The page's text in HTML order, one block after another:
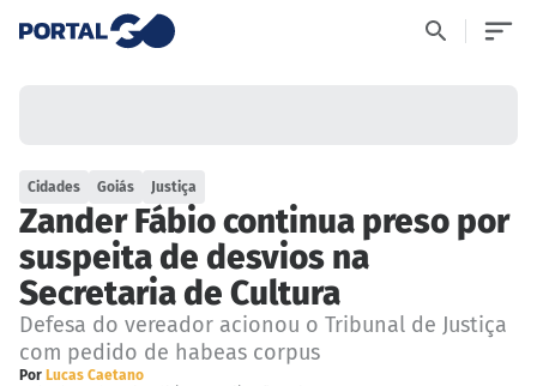
Cidades Goiás Justiça
Zander Fábio continua preso por
suspeita de desvios na
Secretaria de Cultura
Defesa do vereador acionou o Tribunal de Justiça
com pedido de habeas corpus
Por Lucas Caetano